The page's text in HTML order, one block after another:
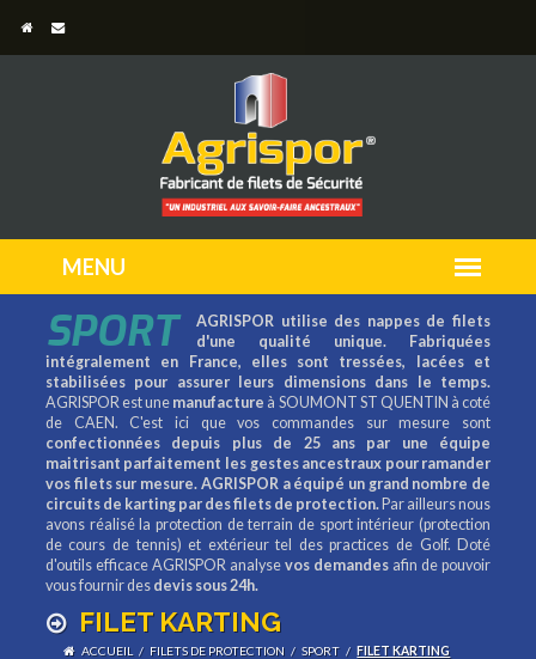
SPORT
AGRISPOR utilise des nappes de filets
d'une qualité unique. Fabriquées
intégralement en France, elles sont tressées, lacées et
stabilisées pour assurer leurs dimensions dans le temps.
AGRISPOR est une manufacture à SOUMONT ST QUENTIN à coté
de CAEN. C'est ici que vos commandes sur mesure sont
confectionnées depuis plus de 25 ans par une équipe
maitrisant parfaitement les gestes ancestraux pour ramander
vos filets sur mesure. AGRISPOR a équipé un grand nombre de
circuits de karting par des filets de protection. Par ailleurs nous
avons réalisé la protection de terrain de sport intérieur (protection
de cours de tennis) et extérieur tel des practices de Golf. Doté
d'outils efficace AGRISPOR analyse vos demandes afin de pouvoir
vous fournir des devis sous 24h.
FILET KARTING
ACCUEIL / FILETS DE PROTECTION / SPORT / FILET KARTING